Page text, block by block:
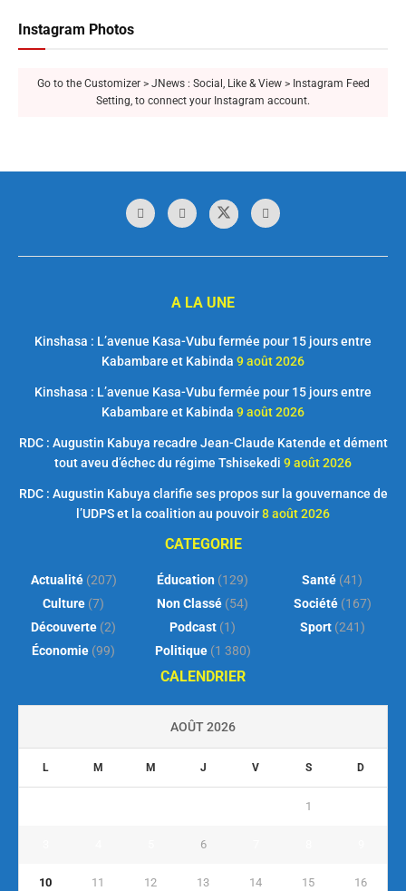
Instagram Photos
Go to the Customizer > JNews : Social, Like & View > Instagram Feed
Setting, to connect your Instagram account.
A LA UNE
Kinshasa : L’avenue Kasa-Vubu fermée pour 15 jours entre
Kabambare et Kabinda 9 août 2026
Kinshasa : L’avenue Kasa-Vubu fermée pour 15 jours entre
Kabambare et Kabinda 9 août 2026
RDC : Augustin Kabuya recadre Jean-Claude Katende et dément
tout aveu d’échec du régime Tshisekedi 9 août 2026
RDC : Augustin Kabuya clarifie ses propos sur la gouvernance de
l’UDPS et la coalition au pouvoir8 août 2026
CATEGORIE
Actualité(207)
Culture (7)
Découverte (2)
Économie (99)
Éducation (129)
Non Classé (54)
Podcast (1)
Politique(1 380)
Santé (41)
Société(167)
Sport(241)
CALENDRIER
AOÛT 2026
L M M J V S D
1
6
10 11 12 13 14 15 16